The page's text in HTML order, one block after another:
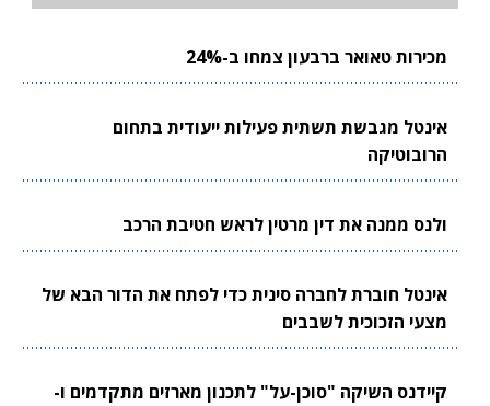
מכירות טאואר ברבעון צמחו ב-24%
אינטל מגבשת תשתית פעילות ייעודית בתחום
הרובוטיקה
ולנס ממנה את דין מרטין לראש חטיבת הרכב
אינטל חוברת לחברה סינית כדי לפתח את הדור הבא של
מצעי הזכוכית לשבבים
קיידנס השיקה "סוכן-על" לתכנון מארזים מתקדמים ו-